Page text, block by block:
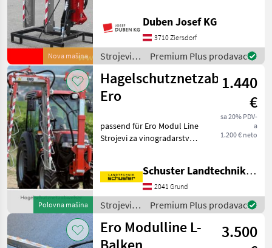
Marketplace
Ponude
trgovaca
Oglasi
Nova mašina
Edelstahlmesser,
Schnittlänge 165 cm,
Hubrahmen mit 800 mm
Hub und hydraul
Duben Josef KG
3710 Ziersdorf
Strojevi
za
vinogradarstvo
/ Ero
Premium Plus prodavac
Polovna mašina
Hagelschutznetzabweiser
Ero
1.440
€
sa 20% PDV-
a
1.200 € neto
passend für Ero Modul Line
Strojevi za vinogradarstvo
Schuster Landtechnik Grund
2041 Grund
Strojevi
za
vinogradarstvo
/ Ero
Premium Plus prodavac
Ero Modulline L-
3.500